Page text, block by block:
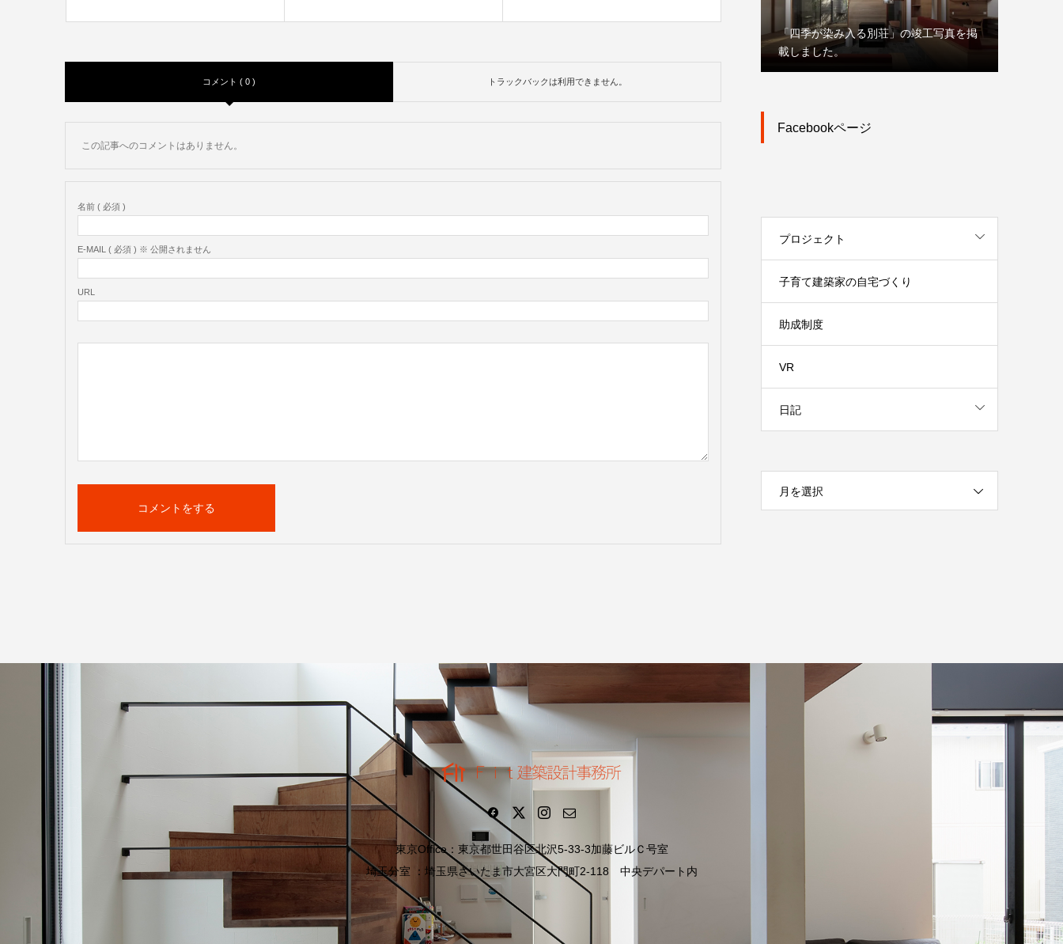
コメント ( 0 ) トラックバックは利用できません。
この記事へのコメントはありません。
名前 ( 必須 )
E-MAIL ( 必須 ) ※ 公開されません
URL
「大宮駅東口大門町２丁目中地区第一種
市街地再開発事業」プレスリリース
Facebookページ
プロジェクト
子育て建築家の自宅づくり
助成制度
VR
日記
月を選択
東京Office：東京都世田谷区北沢5-33-3加藤ビルＣ号室
埼玉分室 ：埼玉県さいたま市大宮区大門町2-118 中央デパート内